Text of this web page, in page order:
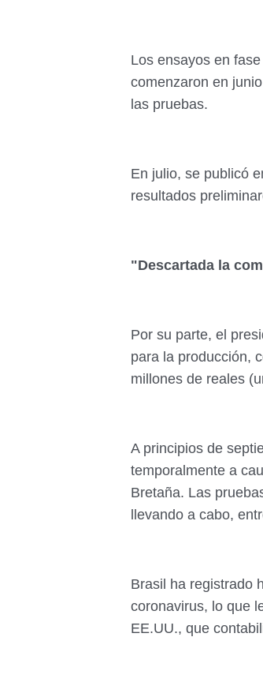
Los ensayos en
comenzaron en
las pruebas.
En julio, se publicó
resultados
"Descartada la
Por su parte, el
para la producción,
millones de reales
A principios de
temporalmente a
Bretaña. Las
llevando a cabo,
Brasil ha registrado
coronavirus, lo que
EE.UU., que